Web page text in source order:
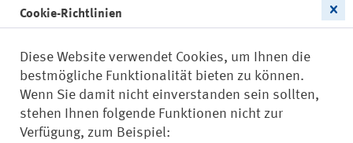
Cookie-Richtlinien
Diese Website verwendet Cookies, um Ihnen die
bestmögliche Funktionalität bieten zu können.
Wenn Sie damit nicht einverstanden sein sollten,
stehen Ihnen folgende Funktionen nicht zur
Verfügung, zum Beispiel: